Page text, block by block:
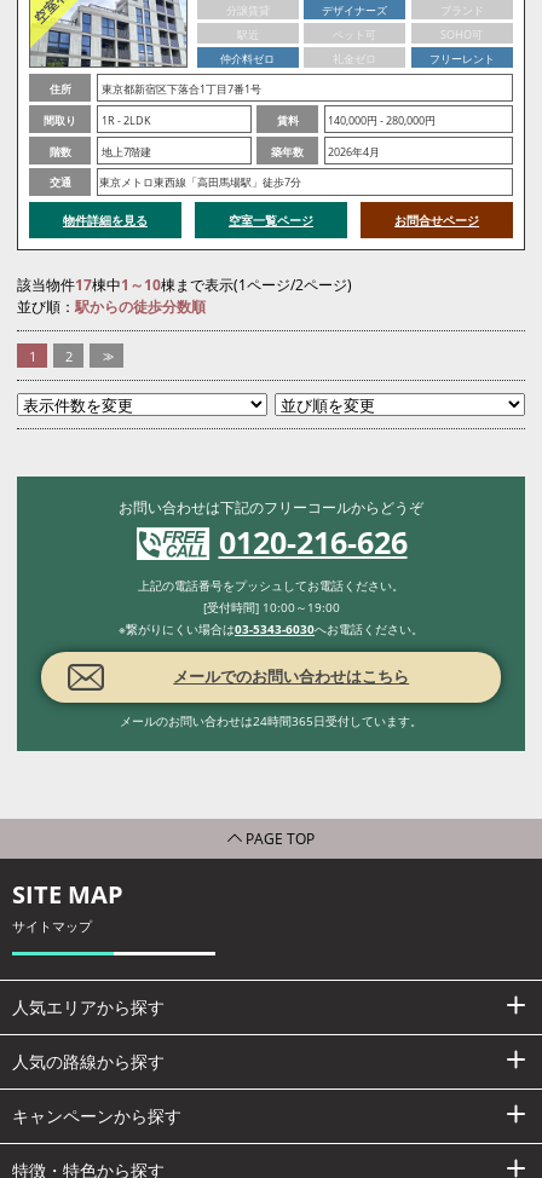
分譲賃貸
デザイナーズ
ブランド
駅近
ペット可
SOHO可
仲介料ゼロ
礼金ゼロ
フリーレント
住所
東京都新宿区下落合1丁目7番1号
間取り
1R - 2LDK 賃料
140,000円 - 280,000円
階数
地上7階建 築年数
2026年4月
交通
東京メトロ東西線「高田馬場駅」徒歩7分
物件詳細を見る 空室一覧ページ お問合せページ
該当物件17棟中1～10棟まで表示(1ページ/2ページ)
並び順：駅からの徒歩分数順
1 2 >>
お問い合わせは下記のフリーコールからどうぞ
0120-216-626
上記の電話番号をプッシュしてお電話ください。
[受付時間] 10:00～19:00
※繋がりにくい場合は03-5343-6030へお電話ください。
メールでのお問い合わせはこちら
メールのお問い合わせは24時間365日受付しています。
PAGE TOP
SITE MAP
サイトマップ
人気エリアから探す
人気の路線から探す
キャンペーンから探す
特徴・特色から探す